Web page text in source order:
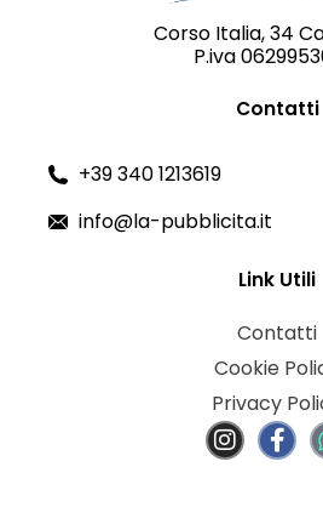
Corso Italia, 34
P.iva
Contatti
+39 340 1213619
info@la-pubblicita.it
Link Utili
Contatti
Cookie
Privacy
I
n
F
a